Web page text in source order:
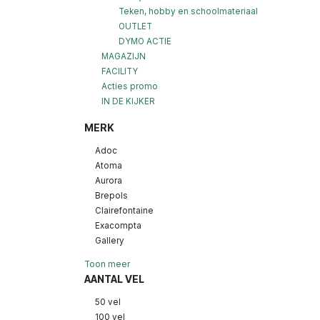
Teken, hobby en schoolmateriaal
OUTLET
DYMO ACTIE
MAGAZIJN
FACILITY
Acties promo
IN DE KIJKER
MERK
Adoc
Atoma
Aurora
Brepols
Clairefontaine
Exacompta
Gallery
Toon meer
AANTAL VEL
50 vel
100 vel